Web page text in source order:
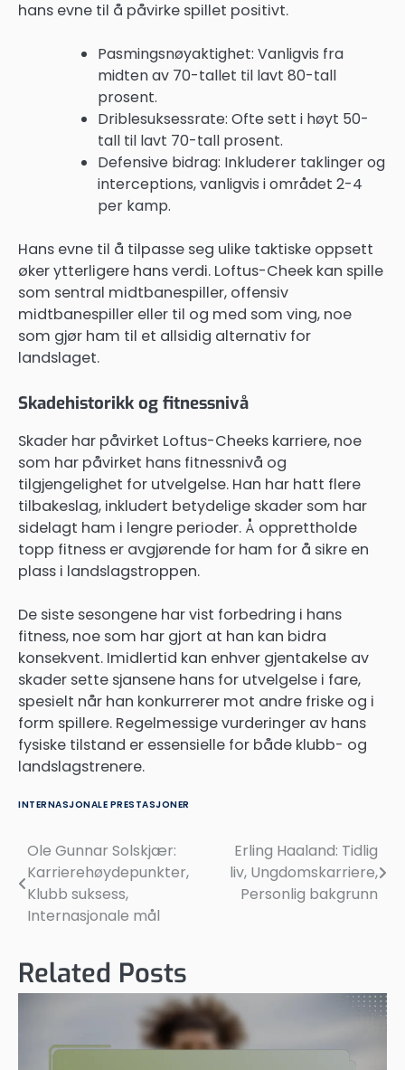
hans evne til å påvirke spillet positivt.
Pasmingsnøyaktighet: Vanligvis fra
midten av 70-tallet til lavt 80-tall
prosent.
Driblesuksessrate: Ofte sett i høyt 50-
tall til lavt 70-tall prosent.
Defensive bidrag: Inkluderer taklinger og
interceptions, vanligvis i området 2-4
per kamp.
Hans evne til å tilpasse seg ulike taktiske oppsett
øker ytterligere hans verdi. Loftus-Cheek kan spille
som sentral midtbanespiller, offensiv
midtbanespiller eller til og med som ving, noe
som gjør ham til et allsidig alternativ for
landslaget.
Skadehistorikk og fitnessnivå
Skader har påvirket Loftus-Cheeks karriere, noe
som har påvirket hans fitnessnivå og
tilgjengelighet for utvelgelse. Han har hatt flere
tilbakeslag, inkludert betydelige skader som har
sidelagt ham i lengre perioder. Å opprettholde
topp fitness er avgjørende for ham for å sikre en
plass i landslagstroppen.
De siste sesongene har vist forbedring i hans
fitness, noe som har gjort at han kan bidra
konsekvent. Imidlertid kan enhver gjentakelse av
skader sette sjansene hans for utvelgelse i fare,
spesielt når han konkurrerer mot andre friske og i
form spillere. Regelmessige vurderinger av hans
fysiske tilstand er essensielle for både klubb- og
landslagstrenere.
INTERNASJONALE PRESTASJONER
Post
navigation
Ole Gunnar Solskjær:
Karrierehøydepunkter,
Klubb suksess,
Internasjonale mål
Erling Haaland: Tidlig
liv, Ungdomskarriere,
Personlig bakgrunn
Related Posts